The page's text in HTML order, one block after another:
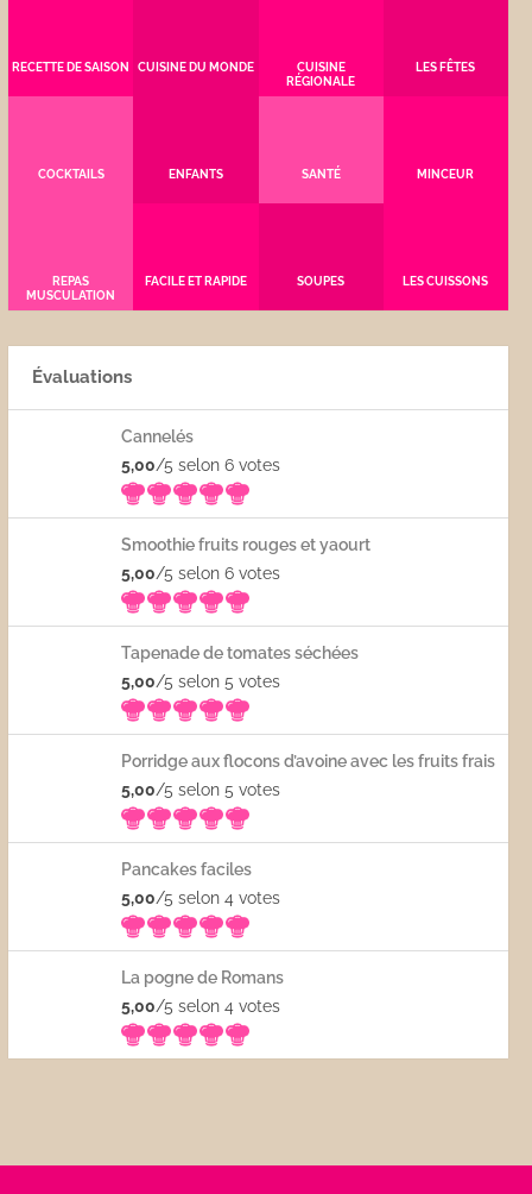
RECETTE DE SAISON CUISINE DU MONDE
CUISINE
RÉGIONALE
LES FÊTES
COCKTAILS ENFANTS SANTÉ MINCEUR
REPAS
MUSCULATION
FACILE ET RAPIDE SOUPES LES CUISSONS
Évaluations
Cannelés
5,00/5 selon 6votes
Smoothie fruits rouges et yaourt
5,00/5 selon 6votes
Tapenade de tomates séchées
5,00/5 selon 5votes
Porridge aux flocons d’avoine avec les fruits frais
5,00/5 selon 5votes
Pancakes faciles
5,00/5 selon 4votes
La pogne de Romans
5,00/5 selon 4votes